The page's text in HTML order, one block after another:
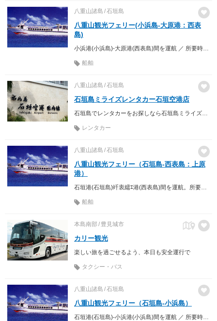
八重山諸島 石垣島
八重山観光フェリー(小浜島-大原港：西表
島)
小浜港(小浜島)-大原港(西表島)間を運航 ／ 所要時間 約30分
船舶
八重山諸島 石垣島
石垣島ミライズレンタカー石垣空港店
石垣島でレンタカーをお探しなら石垣島ミライズレンタカー
レンタカー
八重山諸島 石垣島
八重山観光フェリー（石垣島-西表島：上原
港）
石垣港(石垣島)竏衷繻ｴ港(西表島)間を運航。所要時間 ／ 約40分(鳩間島経由は約50分)
船舶
本島南部 豊見城市
カリー観光
楽しい旅を過ごせるよう、本日も安全運行で
タクシー・バス
八重山諸島 石垣島
八重山観光フェリー（石垣島-小浜島）
石垣港(石垣島)-小浜港(小浜島)間を運航 ／ 所要時間 約25分